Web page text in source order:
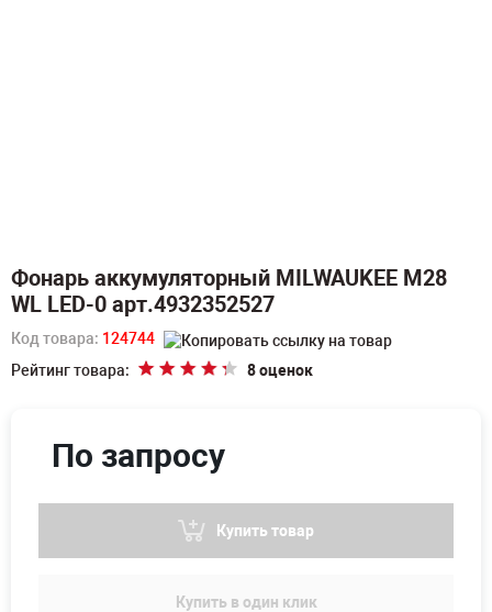
Фонарь аккумуляторный MILWAUKEE M28
WL LED-0 арт.4932352527
Код товара: 124744
Рейтинг товара:
8 оценок
По запросу
Купить товар
Купить в один клик